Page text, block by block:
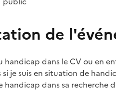
de
handicap dans le CV ou en
je suis en situation de
handicap dans sa recherche